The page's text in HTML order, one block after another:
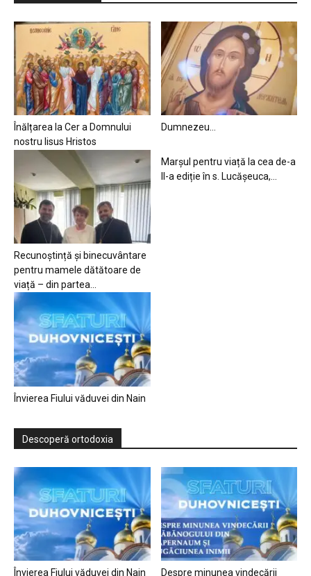
Înălțarea la Cer a Domnului
nostru Iisus Hristos
Dumnezeu…
Recunoștință și binecuvântare
pentru mamele dătătoare de
viață – din partea...
Marșul pentru viață la cea de-a
II-a ediție în s. Lucășeuca,...
Învierea Fiului văduvei din Nain
Descoperă ortodoxia
Învierea Fiului văduvei din Nain Despre minunea vindecării